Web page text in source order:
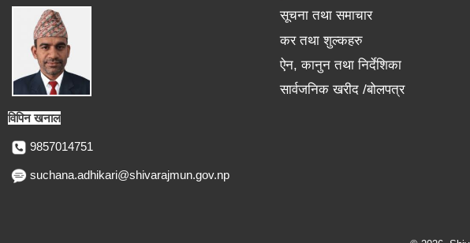
विपिन खनाल
9857014751
suchana.adhikari@shivarajmun.gov.np
सूचना तथा समाचार
कर तथा शुल्कहरु
ऐन, कानुन तथा निर्देशिका
सार्वजनिक खरीद /बोलपत्र